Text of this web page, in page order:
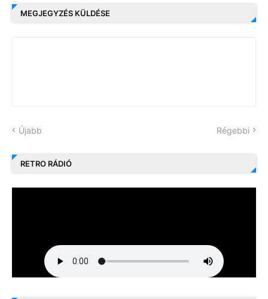
MEGJEGYZÉS KÜLDÉSE
Újabb Régebbi
RETRO RÁDIÓ